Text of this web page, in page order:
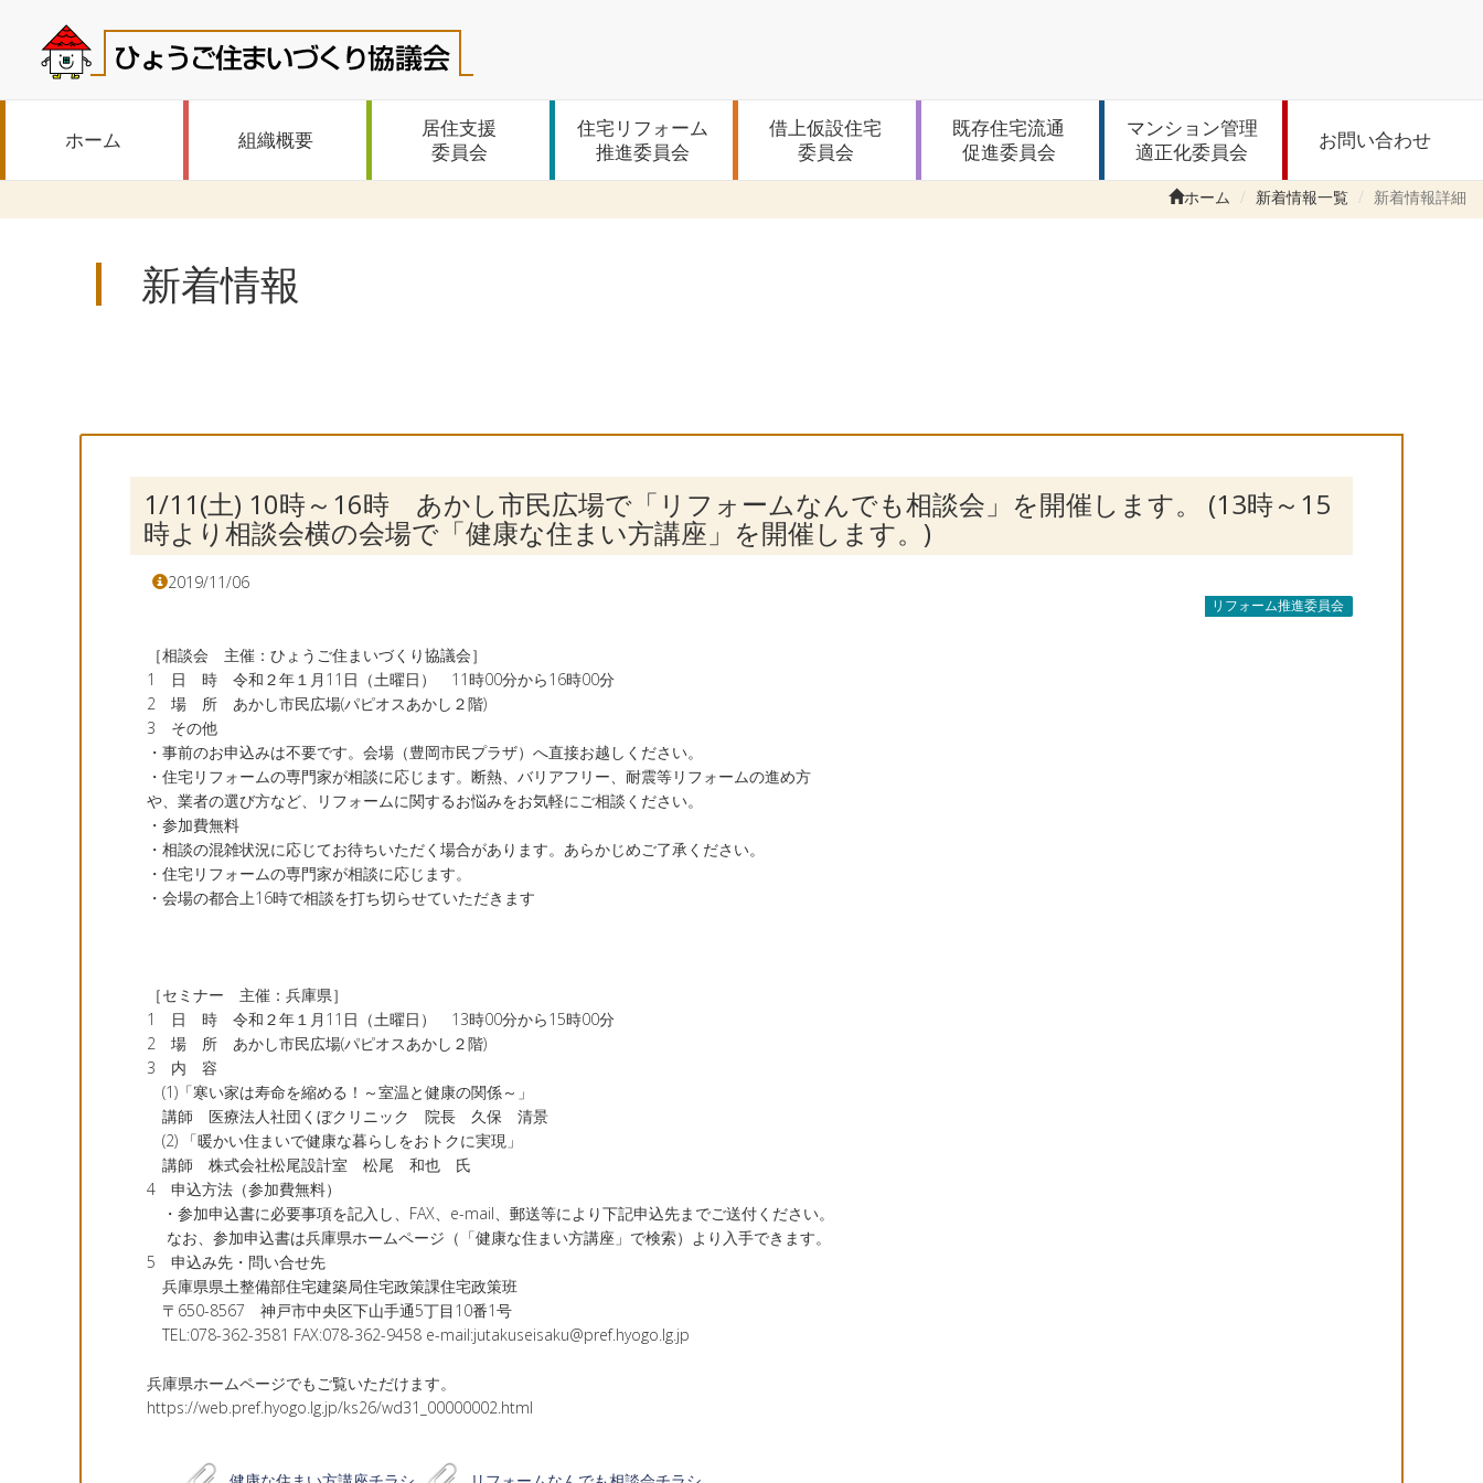
ホーム 組織概要
居住支援
委員会
住宅リフォーム
推進委員会
借上仮設住宅
委員会
既存住宅流通
促進委員会
マンション管理
適正化委員会
お問い合わせ
ホーム 新着情報一覧 新着情報詳細
新着情報
1/11(土) 10時～16時 あかし市民広場で「リフォームなんでも相談会」を開催します。 (13時～15
時より相談会横の会場で「健康な住まい方講座」を開催します。)
2019/11/06
リフォーム推進委員会
［相談会 主催：ひょうご住まいづくり協議会］
1 日 時 令和２年１月11日（土曜日） 11時00分から16時00分
2 場 所 あかし市民広場(パピオスあかし２階)
3 その他
・事前のお申込みは不要です。会場（豊岡市民プラザ）へ直接お越しください。
・住宅リフォームの専門家が相談に応じます。断熱、バリアフリー、耐震等リフォームの進め方
や、業者の選び方など、リフォームに関するお悩みをお気軽にご相談ください。
・参加費無料
・相談の混雑状況に応じてお待ちいただく場合があります。あらかじめご了承ください。
・住宅リフォームの専門家が相談に応じます。
・会場の都合上16時で相談を打ち切らせていただきます
［セミナー 主催：兵庫県］
1 日 時 令和２年１月11日（土曜日） 13時00分から15時00分
2 場 所 あかし市民広場(パピオスあかし２階)
3 内 容
(1)「寒い家は寿命を縮める！～室温と健康の関係～」
講師 医療法人社団くぼクリニック 院長 久保 清景
(2) 「暖かい住まいで健康な暮らしをおトクに実現」
講師 株式会社松尾設計室 松尾 和也 氏
4 申込方法（参加費無料）
・参加申込書に必要事項を記入し、FAX、e-mail、郵送等により下記申込先までご送付ください。
なお、参加申込書は兵庫県ホームページ（「健康な住まい方講座」で検索）より入手できます。
5 申込み先・問い合せ先
兵庫県県土整備部住宅建築局住宅政策課住宅政策班
〒650-8567 神戸市中央区下山手通5丁目10番1号
TEL:078-362-3581 FAX:078-362-9458 e-mail:jutakuseisaku@pref.hyogo.lg.jp
兵庫県ホームページでもご覧いただけます。
https://web.pref.hyogo.lg.jp/ks26/wd31_00000002.html